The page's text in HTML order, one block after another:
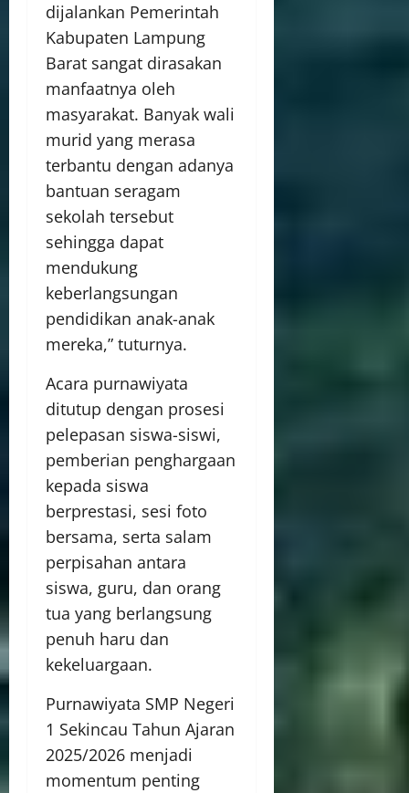
dijalankan Pemerintah
Kabupaten Lampung
Barat sangat dirasakan
manfaatnya oleh
masyarakat. Banyak wali
murid yang merasa
terbantu dengan adanya
bantuan seragam
sekolah tersebut
sehingga dapat
mendukung
keberlangsungan
pendidikan anak-anak
mereka,” tuturnya.
Acara purnawiyata
ditutup dengan prosesi
pelepasan siswa-siswi,
pemberian penghargaan
kepada siswa
berprestasi, sesi foto
bersama, serta salam
perpisahan antara
siswa, guru, dan orang
tua yang berlangsung
penuh haru dan
kekeluargaan.
Purnawiyata SMP Negeri
1 Sekincau Tahun Ajaran
2025/2026 menjadi
momentum penting